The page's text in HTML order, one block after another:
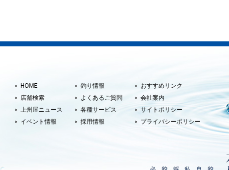
HOME
店舗検索
上州屋ニュース
イベント情報
釣り情報
よくあるご質問
各種サービス
採用情報
おすすめリンク
会社案内
サイトポリシー
プライバシーポリシー